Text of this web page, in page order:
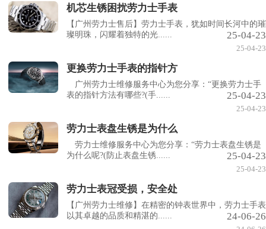
机芯生锈困扰劳力士手表
【广州劳力士售后】劳力士手表，犹如时间长河中的璀
璨明珠，闪耀着独特的光......
25-04-23
25-04-23
更换劳力士手表的指针方
广州劳力士维修服务中心为您分享：“更换劳力士手
表的指针方法有哪些?(手......
25-04-23
25-04-23
劳力士表盘生锈是为什么
劳力士维修服务中心为您分享：“劳力士表盘生锈是
为什么呢?(防止表盘生锈......
25-04-23
25-04-23
劳力士表冠受损，安全处
【广州劳力士维修】在精密的钟表世界中，劳力士手表
以其卓越的品质和精湛的......
24-06-26